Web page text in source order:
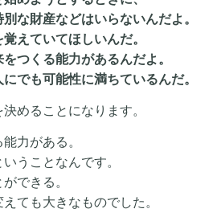
財産などはいらないんだよ。
ていてほしいんだ。
くる能力があるんだよ。
も可能性に満ちているんだ。
めることになります。
力がある。
うことなんです。
できる。
ても大きなものでした。